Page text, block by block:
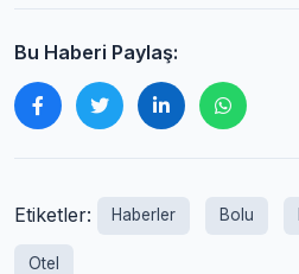
Bu Haberi Paylaş:
Etiketler: Haberler Bolu
Otel